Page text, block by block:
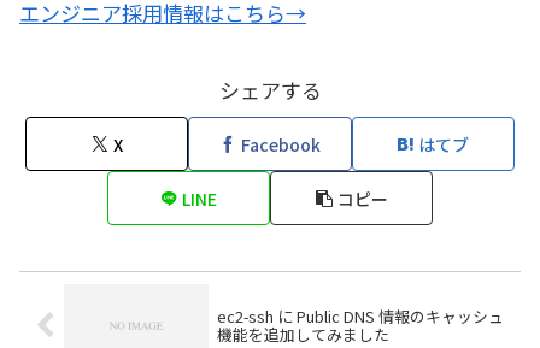
エンジニア採用情報はこちら→
シェアする
X Facebook はてブ
LINE コピー
ec2-ssh に Public DNS 情報のキャッシュ
機能を追加してみました